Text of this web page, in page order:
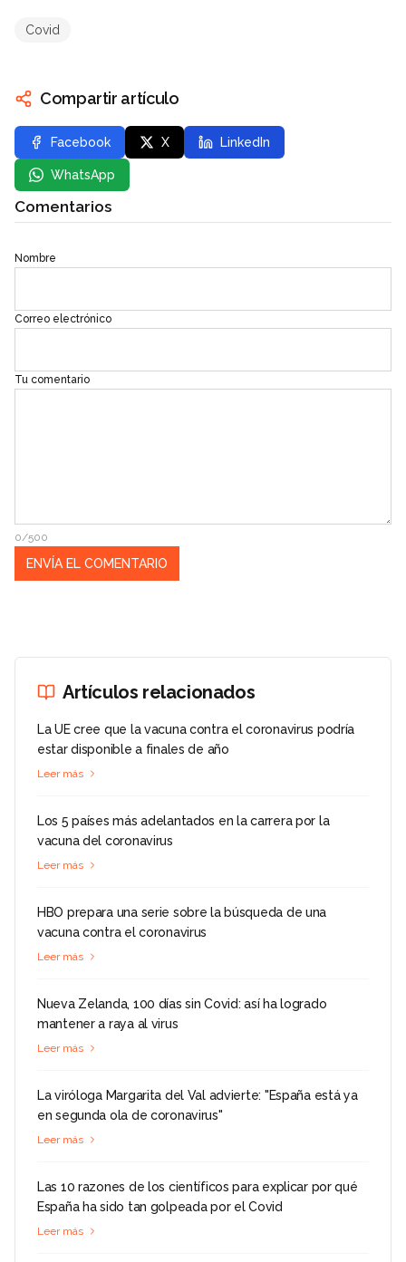
Covid
Compartir artículo
Facebook X LinkedIn
WhatsApp
Comentarios
Nombre
Correo electrónico
Tu comentario
0/500
Artículos relacionados
La UE cree que la vacuna contra el coronavirus podría
estar disponible a finales de año
Leer más
Los 5 países más adelantados en la carrera por la
vacuna del coronavirus
Leer más
HBO prepara una serie sobre la búsqueda de una
vacuna contra el coronavirus
Leer más
Nueva Zelanda, 100 días sin Covid: así ha logrado
mantener a raya al virus
Leer más
La viróloga Margarita del Val advierte: "España está ya
en segunda ola de coronavirus"
Leer más
Las 10 razones de los científicos para explicar por qué
España ha sido tan golpeada por el Covid
Leer más